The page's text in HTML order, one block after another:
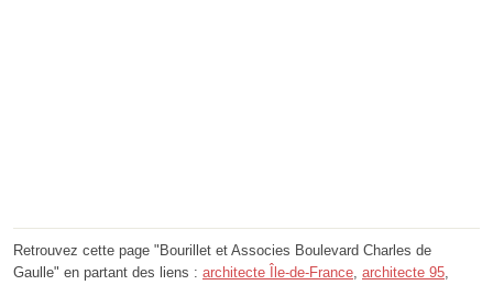
Retrouvez cette page "Bourillet et Associes Boulevard Charles de
Gaulle" en partant des liens : architecte Île-de-France, architecte 95,